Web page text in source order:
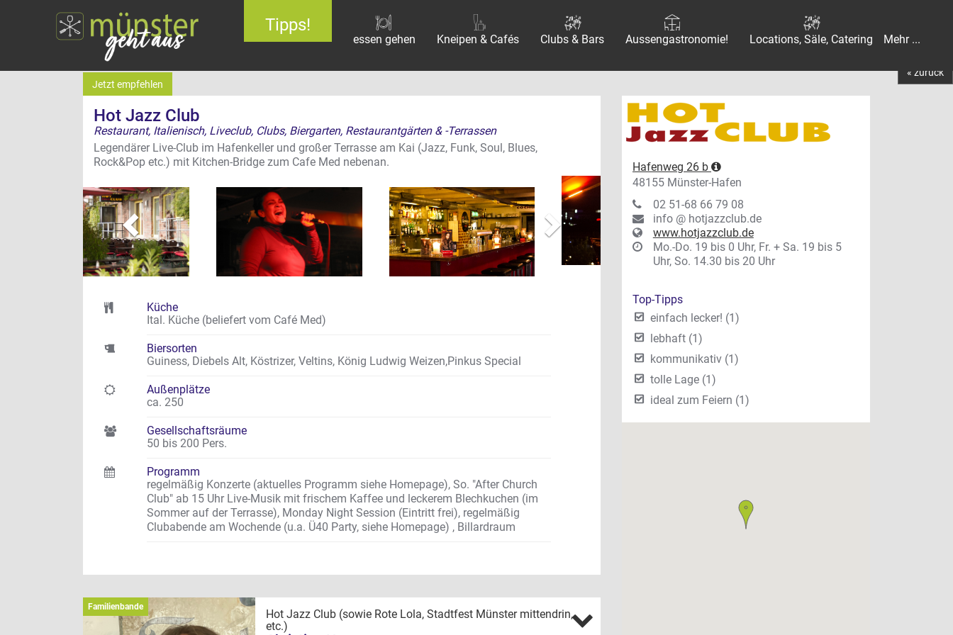
Tipps!
essen gehen Kneipen & Cafés Clubs & Bars Aussengastronomie! Locations, Säle, Catering Mehr ...
« zurück
Hot Jazz Club
Restaurant, Italienisch, Liveclub, Clubs, Biergarten, Restaurantgärten & -Terrassen
Legendärer Live-Club im Hafenkeller und großer Terrasse am Kai (Jazz, Funk, Soul, Blues,
Rock&Pop etc.) mit Kitchen-Bridge zum Cafe Med nebenan.
Jetzt empfehlen
zurück
Küche
Ital. Küche (beliefert vom Café Med)
Biersorten
Guiness, Diebels Alt, Köstrizer, Veltins, König Ludwig Weizen,Pinkus Special
Außenplätze
ca. 250
Gesellschaftsräume
50 bis 200 Pers.
Programm
regelmäßig Konzerte (aktuelles Programm siehe Homepage),So. "After Church
Club" ab 15 Uhr Live-Musik mit frischem Kaffee und leckerem Blechkuchen (im
Sommer auf der Terrasse), Monday Night Session (Eintritt frei), regelmäßig
Clubabende am Wochende (u.a. Ü40 Party, siehe Homepage) , Billardraum
Familienbande
Hot Jazz Club (sowie Rote Lola, Stadtfest Münster mittendrin,
etc.)
Hafenweg 26 b
48155 Münster-Hafen
02 51-68 66 79 08
info @ hotjazzclub.de
www.hotjazzclub.de
Mo.-Do. 19 bis 0 Uhr, Fr. + Sa. 19 bis 5
Uhr, So. 14.30 bis 20 Uhr
Top-Tipps
einfach lecker! (1)
lebhaft (1)
kommunikativ (1)
tolle Lage (1)
ideal zum Feiern (1)